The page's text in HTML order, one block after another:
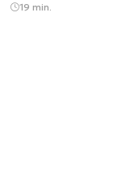
19 min.